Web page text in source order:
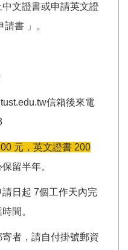
中文證書或申請英文證
書 」。
信箱後來電
元，英文證書 200
留半年。
日起 7個工作天內完
間。
者，請自付掛號郵資